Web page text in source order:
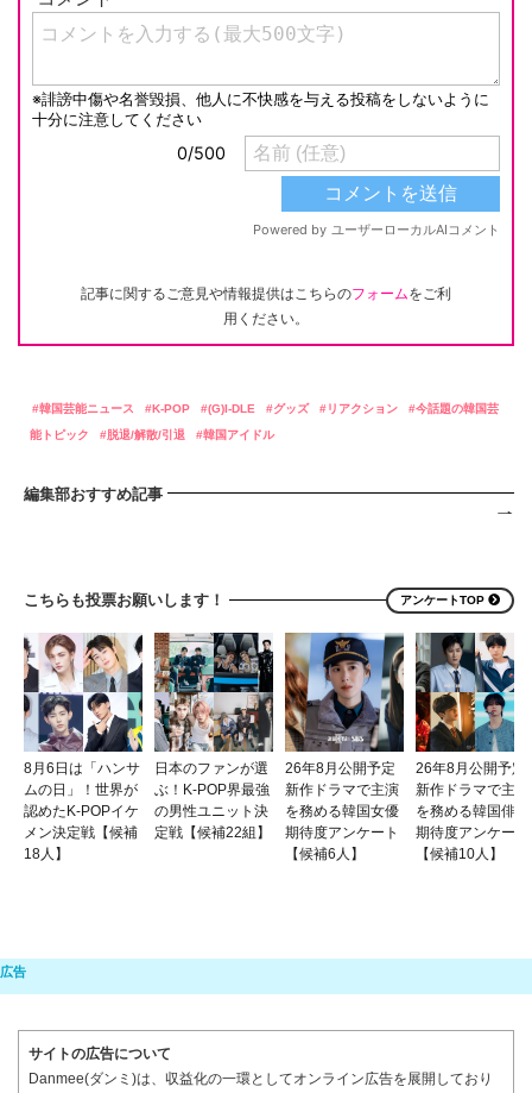
記事に関するご意見や情報提供はこちらのフォームをご利
用ください。
韓国芸能ニュース K-POP (G)I-DLE グッズ リアクション
今話題の韓国芸
能トピック
脱退/解散/引退 韓国アイドル
編集部おすすめ記事
こちらも投票お願いします！ アンケートTOP
8月6日は「ハンサ
ムの日」！世界が
認めたK-POPイケ
メン決定戦【候補
18人】
日本のファンが選
ぶ！K-POP界最強
の男性ユニット決
定戦【候補22組】
26年8月公開予定
新作ドラマで主演
を務める韓国女優
期待度アンケート
【候補6人】
26年8月公開予定
新作ドラマで主演
を務める韓国俳優
期待度アンケート
【候補10人】
サイトの広告について
Danmee(ダンミ)は、収益化の一環としてオンライン広告を展開しており